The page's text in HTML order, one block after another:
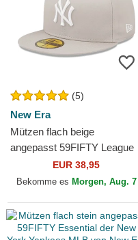
(5)
New Era
Mützen flach beige
angepasst 59FIFTY League
Essential der New York
Yankees MLB von New Era
EUR 38,95
Bekomme es Morgen, Aug. 7